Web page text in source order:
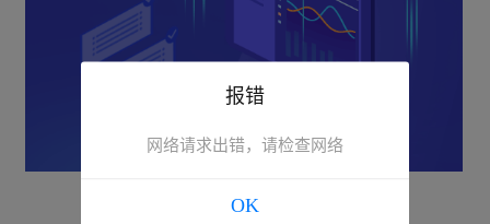
报错
网络请求出错，请检查网络
OK